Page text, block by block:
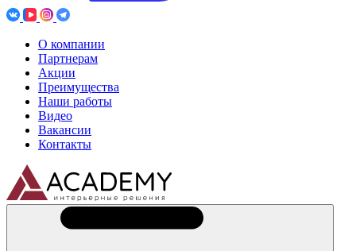
О компании
Партнерам
Акции
Преимущества
Наши работы
Видео
Вакансии
Контакты